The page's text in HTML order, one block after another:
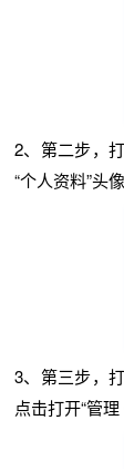
2、第二步，
“个人资料”头
3、第三步，
点击打开“管